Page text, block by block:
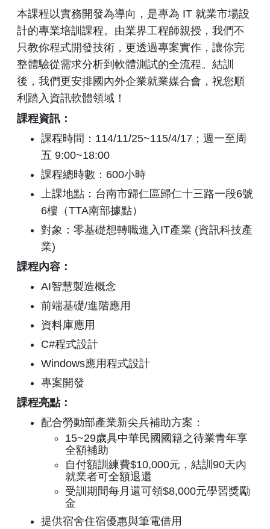
本課程以實務開發為導向，是專為 IT 就業市場設
計的專業培訓課程。由業界工程師親授，我們不
只教你程式開發技術，更透過專案實作，讓你完
整體驗從需求分析到軟體測試的全流程。結訓
後，我們更安排國內外企業就業媒合會，祝您順
利踏入資訊軟體領域！
課程資訊：
課程時間：114/11/25~115/4/17；週一至周
五 9:00~18:00
課程總時數：600小時
上課地點：台南市歸仁區歸仁十三路一段6號
6樓（TTA南部據點）
對象：零基礎想轉職進入IT產業 (資訊科技產
業)
課程內容：
AI智慧製造概念
前端基礎/進階應用
資料庫應用
C#程式設計
Windows應用程式設計
專案開發
課程亮點：
配合勞動部產業新尖兵補助方案：
15~29歲具中華民國國籍之待業青年享
全額補助
自付額訓練費$10,000元，結訓90天內
就業者可全額退還
受訓期間每月還可領$8,000元學習獎勵
金
提供宿舍住宿優惠與筆電借用